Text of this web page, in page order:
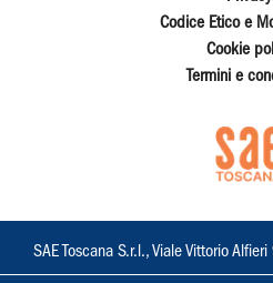
Codice Etico e
Cookie
Termini e
SAE Toscana S.r.l., Viale Vittorio